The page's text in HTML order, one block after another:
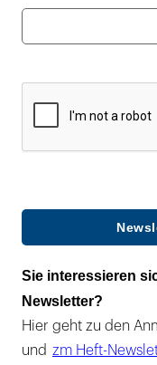
Sie interessieren
Newsletter?
Hier geht zu den
und zm Heft-